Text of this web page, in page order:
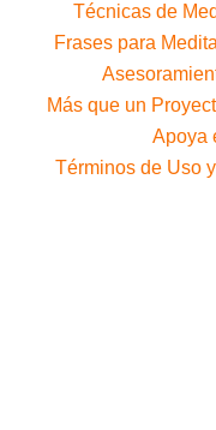
Técnicas de
Frases para
Más que un
Apoya
Términos de Uso